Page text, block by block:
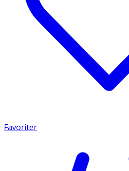
Favoriter